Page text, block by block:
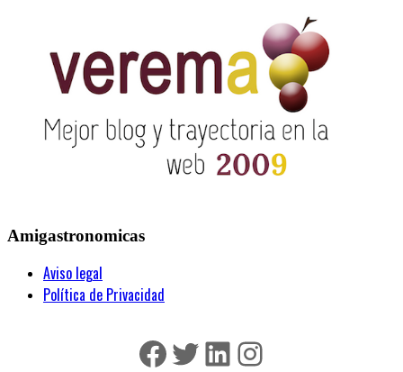
Amigastronomicas
Aviso legal
Política de Privacidad
Facebook
Twitter
LinkedIn
Instagram